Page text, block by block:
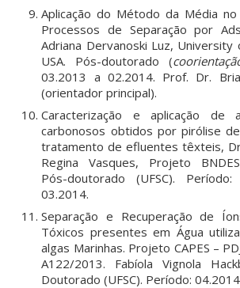
Aplicação do Método da Média no
Processos de Separação por
Adriana Dervanoski Luz, University
USA. Pós-doutorado (
03.2013 a 02.2014. Prof. Dr.
(orientador principal).
Caracterização e aplicação de
carbonosos obtidos por pirólise
tratamento de efluentes têxteis,
Regina Vasques, Projeto
Pós-doutorado (UFSC).
03.2014.
Separação e Recuperação de
Tóxicos presentes em Água
algas Marinhas. Projeto CAPES –
A122/2013. Fabíola Vignola
Doutorado (UFSC). Período: